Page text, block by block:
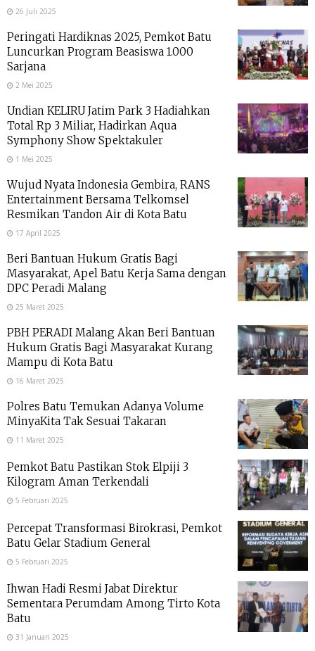
26 Juli 2025
Peringati Hardiknas 2025, Pemkot Batu
Luncurkan Program Beasiswa 1.000
Sarjana
2 Mei 2025
Undian KELIRU Jatim Park 3 Hadiahkan
Total Rp 3 Miliar, Hadirkan Aqua
Symphony Show Spektakuler
1 Mei 2025
Wujud Nyata Indonesia Gembira, RANS
Entertainment Bersama Telkomsel
Resmikan Tandon Air di Kota Batu
17 April 2025
Beri Bantuan Hukum Gratis Bagi
Masyarakat, Apel Batu Kerja Sama dengan
DPC Peradi Malang
25 Maret 2025
PBH PERADI Malang Akan Beri Bantuan
Hukum Gratis Bagi Masyarakat Kurang
Mampu di Kota Batu
16 Maret 2025
Polres Batu Temukan Adanya Volume
MinyaKita Tak Sesuai Takaran
11 Maret 2025
Pemkot Batu Pastikan Stok Elpiji 3
Kilogram Aman Terkendali
5 Februari 2025
Percepat Transformasi Birokrasi, Pemkot
Batu Gelar Stadium General
5 Februari 2025
Ihwan Hadi Resmi Jabat Direktur
Sementara Perumdam Among Tirto Kota
Batu
31 Januari 2025